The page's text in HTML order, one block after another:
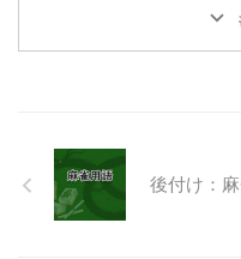
は有効となります。後付けは、
組み替えることで、他のプレイヤ
ーがどのような役を狙っている
かを隠すことができます。これに
後付け：